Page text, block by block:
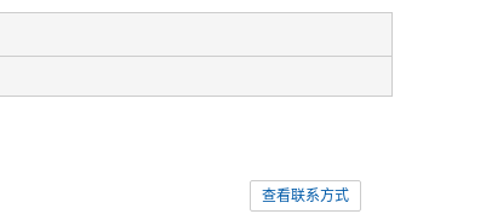
查看联系方式